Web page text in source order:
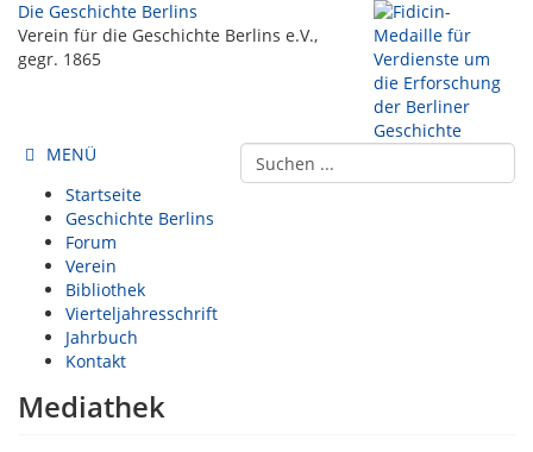
Die Geschichte Berlins
Verein für die Geschichte Berlins e.V.,
gegr. 1865
MENÜ
Startseite
Geschichte Berlins
Forum
Verein
Bibliothek
Vierteljahresschrift
Jahrbuch
Kontakt
Mediathek